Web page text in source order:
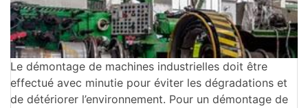
Le démontage de machines industrielles doit être
effectué avec minutie pour éviter les dégradations et
de détériorer l’environnement. Pour un démontage de